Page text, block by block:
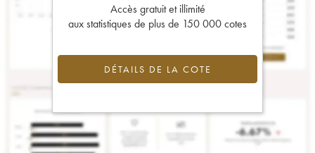
Accès gratuit et illimité
aux statistiques de plus de 150 000 cotes
DÉTAILS DE LA COTE